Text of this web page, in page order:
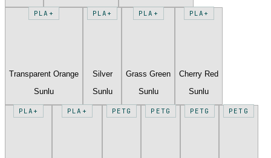
PLA+
Transparent Orange
Sunlu
PLA+
Silver
Sunlu
PLA+
Grass Green
Sunlu
PLA+
Cherry Red
Sunlu
PLA+ PLA+ PETG PETG PETG PETG